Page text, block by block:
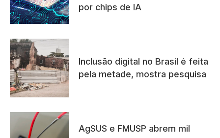
por chips de IA
Inclusão digital no Brasil é feita
pela metade, mostra pesquisa
AgSUS e FMUSP abrem mil